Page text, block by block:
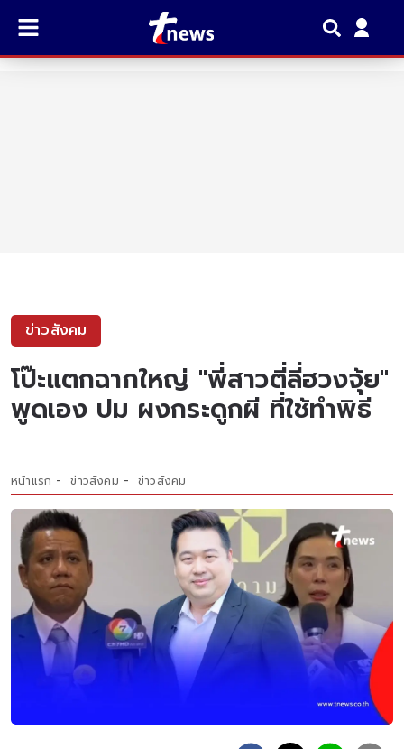
ข่าวสังคม
โป๊ะแตกฉากใหญ่ "พี่สาวตี่ลี่ฮวงจุ้ย"
พูดเอง ปม ผงกระดูกผี ที่ใช้ทำพิธี
หน้าแรก ข่าวสังคม ข่าวสังคม